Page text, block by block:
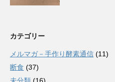
カテゴリー
メルマガ－手作り酵素通信 (11)
断食 (37)